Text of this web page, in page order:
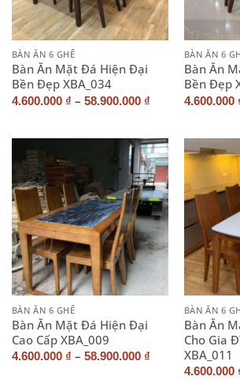
BÀN ĂN 6 GHẾ
Bàn Ăn Mặt Đá Hiện Đại
Bền Đẹp XBA_034
4.600.000 ₫ – 58.900.000 ₫
BÀN ĂN 6
Bàn Ăn
Bền Đẹp
4.600.000
BÀN ĂN 6 GHẾ
Bàn Ăn Mặt Đá Hiện Đại
Cao Cấp XBA_009
4.600.000 ₫ – 58.900.000 ₫
BÀN ĂN 6
Bàn Ăn
Cho Gia
XBA_011
4.600.000